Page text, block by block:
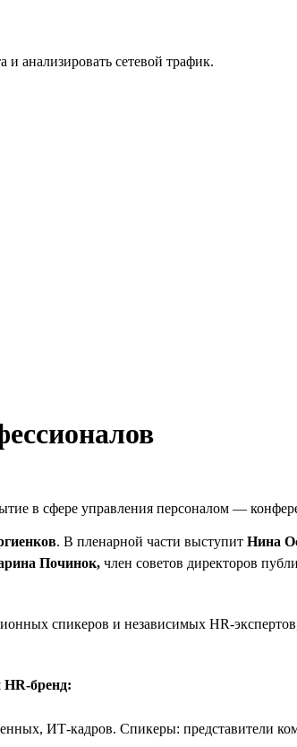
анализировать сетевой трафик.
в сфере управления персоналом —
. В пленарной части выступит Нина
Починок, член советов директоров
спикеров и независимых HR-
бренд:
ИТ-кадров. Спикеры: представители